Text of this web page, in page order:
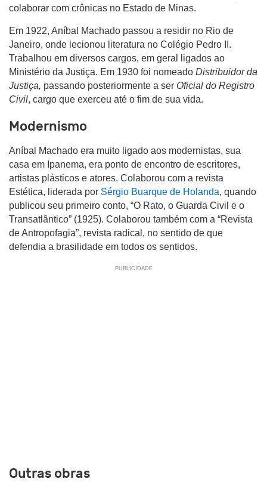
colaborar com crônicas no Estado de Minas.
Em 1922, Aníbal Machado passou a residir no Rio de
Janeiro, onde lecionou literatura no Colégio Pedro II.
Trabalhou em diversos cargos, em geral ligados ao
Ministério da Justiça. Em 1930 foi nomeado Distribuidor da
Justiça, passando posteriormente a ser Oficial do Registro
Civil, cargo que exerceu até o fim de sua vida.
Modernismo
Aníbal Machado era muito ligado aos modernistas, sua
casa em Ipanema, era ponto de encontro de escritores,
artistas plásticos e atores. Colaborou com a revista
Estética, liderada por Sérgio Buarque de Holanda, quando
publicou seu primeiro conto, “O Rato, o Guarda Civil e o
Transatlântico” (1925). Colaborou também com a “Revista
de Antropofagia”, revista radical, no sentido de que
defendia a brasilidade em todos os sentidos.
Outras obras